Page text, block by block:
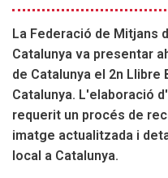
de
la
Ràdio
Local
La Federació de Mitjans
Catalunya va presentar
de Catalunya el 2n Llibre
Catalunya. L'elaboració
requerit un procés de
imatge actualitzada i
local a Catalunya.